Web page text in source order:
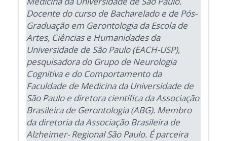
Docente do curso de Bacharelado e de Pós-
Graduação em Gerontologia da Escola de
Artes, Ciências e Humanidades da
Universidade de São Paulo (EACH-USP),
pesquisadora do Grupo de Neurologia
Cognitiva e do Comportamento da
Faculdade de Medicina da Universidade de
São Paulo e diretora científica da Associação
Brasileira de Gerontologia (ABG). Membro
da diretoria da Associação Brasileira de
Alzheimer- Regional São Paulo. É parceira